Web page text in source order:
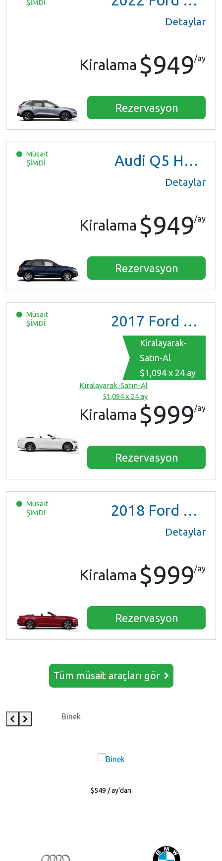
ŞİMDİ
Detaylar
Kiralama $949/ay
Rezervasyon
Müsait
ŞİMDİ
Audi Q5 Hybrid
Detaylar
Kiralama $949/ay
Rezervasyon
Müsait
ŞİMDİ
2017 Ford Mustang
Kiralayarak-
Satın-Al
$1,094 x 24 ay
Kiralayarak-Satın-Al
$1,094 x 24 ay
Kiralama $999/ay
Rezervasyon
Müsait
ŞİMDİ
2018 Ford Mustang
Detaylar
Kiralama $999/ay
Rezervasyon
Tüm müsait araçları gör
Binek
$549 / ay’dan